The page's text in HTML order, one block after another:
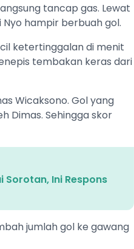
tancap gas. Lewat
hampir berbuah gol.
ketertinggalan di menit
tembakan keras dari
Wicaksono. Gol yang
Dimas. Sehingga skor
Sorotan, Ini Respons
jumlah gol ke gawang